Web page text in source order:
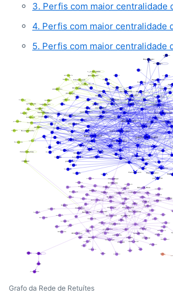
3. Perfis com maior centralidade
4. Perfis com maior centralidade
5. Perfis com maior centralidade
Grafo da Rede de Retuítes